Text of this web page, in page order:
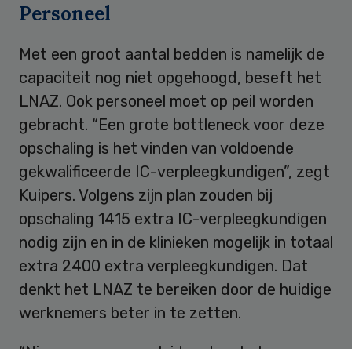
Personeel
Met een groot aantal bedden is namelijk de
capaciteit nog niet opgehoogd, beseft het
LNAZ. Ook personeel moet op peil worden
gebracht. “Een grote bottleneck voor deze
opschaling is het vinden van voldoende
gekwalificeerde IC-verpleegkundigen”, zegt
Kuipers. Volgens zijn plan zouden bij
opschaling 1415 extra IC-verpleegkundigen
nodig zijn en in de klinieken mogelijk in totaal
extra 2400 extra verpleegkundigen. Dat
denkt het LNAZ te bereiken door de huidige
werknemers beter in te zetten.